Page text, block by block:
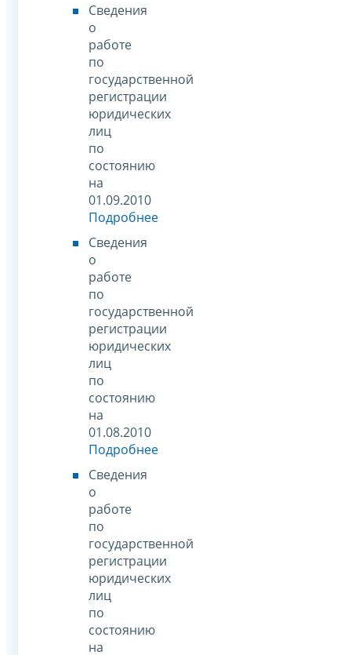
Сведения
о
работе
по
государственной
регистрации
юридических
лиц
по
состоянию
на
01.09.2010
Подробнее
Сведения
о
работе
по
государственной
регистрации
юридических
лиц
по
состоянию
на
01.08.2010
Подробнее
Сведения
о
работе
по
государственной
регистрации
юридических
лиц
по
состоянию
на